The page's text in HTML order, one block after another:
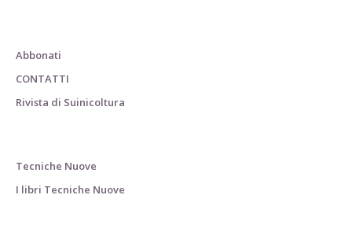
Abbonati
CONTATTI
Rivista di Suinicoltura
Tecniche Nuove
I libri Tecniche Nuove